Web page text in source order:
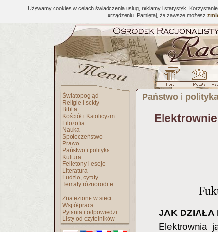
Używamy cookies w celach świadczenia usług, reklamy i statystyk.
urządzeniu. Pamiętaj, że zawsze możesz
Światopogląd
Religie i sekty
Biblia
Kościół i Katolicyzm
Filozofia
Nauka
Społeczeństwo
Prawo
Państwo i polityka
Kultura
Felietony i eseje
Literatura
Ludzie, cytaty
Tematy różnorodne
Znalezione w sieci
Współpraca
Pytania i odpowiedzi
Listy od czytelników
Państwo i polityka
JAK DZIAŁA
Elektrownia